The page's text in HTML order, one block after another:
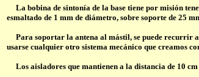
La bobina de sintonía de la base tiene por misión
esmaltado de 1 mm de diámetro, sobre soporte de 25
Para soportar la antena al mástil, se puede recurrir a
usarse cualquier otro sistema mecánico que creamos
Los aisladores que mantienen a la distancia de 10